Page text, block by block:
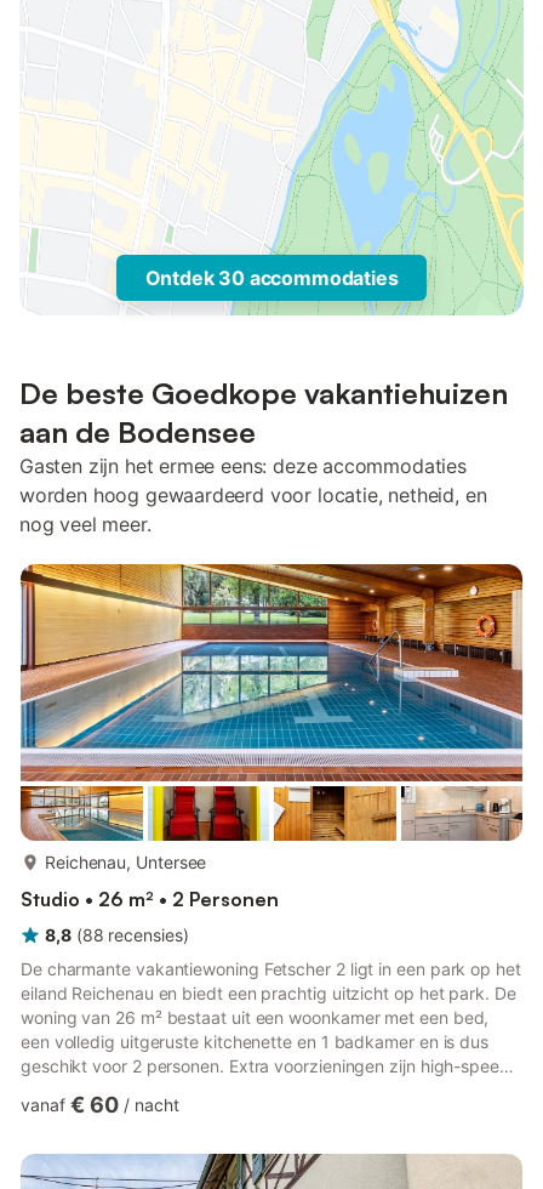
Ontdek 30 accommodaties
De beste Goedkope vakantiehuizen
aan de Bodensee
Gasten zijn het ermee eens: deze accommodaties
worden hoog gewaardeerd voor locatie, netheid, en
nog veel meer.
Reichenau, Untersee
Studio • 26 m² • 2 Personen
8,8 (88 recensies)
De charmante vakantiewoning Fetscher 2 ligt in een park op het
eiland Reichenau en biedt een prachtig uitzicht op het park. De
woning van 26 m² bestaat uit een woonkamer met een bed,
een volledig uitgeruste kitchenette en 1 badkamer en is dus
geschikt voor 2 personen. Extra voorzieningen zijn high-speed
een tafeltennistafel voor gezamenlijk gebruik. Een babybedje is
gedeelde sauna beschikbaar. Een droger en een wasmachine
vanaf € 60 / nacht